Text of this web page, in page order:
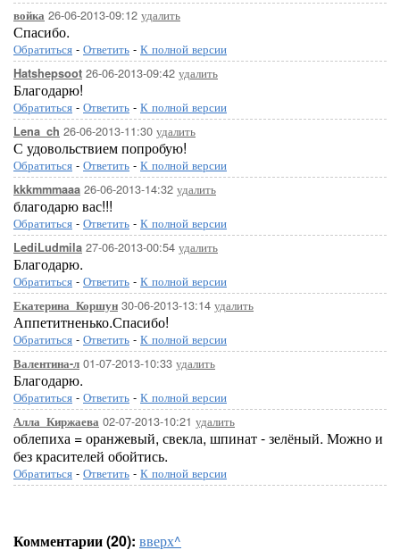
войка 26-06-2013-09:12 удалить
Спасибо.
Обратиться - Ответить - К полной версии
Hatshepsoot 26-06-2013-09:42 удалить
Благодарю!
Обратиться - Ответить - К полной версии
Lena_ch 26-06-2013-11:30 удалить
С удовольствием попробую!
Обратиться - Ответить - К полной версии
kkkmmmaaa 26-06-2013-14:32 удалить
благодарю вас!!!
Обратиться - Ответить - К полной версии
LediLudmila 27-06-2013-00:54 удалить
Благодарю.
Обратиться - Ответить - К полной версии
Екатерина_Коршун 30-06-2013-13:14 удалить
Аппетитненько.Спасибо!
Обратиться - Ответить - К полной версии
Валентина-л 01-07-2013-10:33 удалить
Благодарю.
Обратиться - Ответить - К полной версии
Алла_Киржаева 02-07-2013-10:21 удалить
облепиха = оранжевый, свекла, шпинат - зелёный. Можно и
без красителей обойтись.
Обратиться - Ответить - К полной версии
Комментарии (20): вверх^